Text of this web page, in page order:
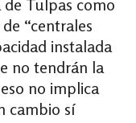
Tulpas como
“centrales
instalada
no tendrán la
no implica
cambio sí